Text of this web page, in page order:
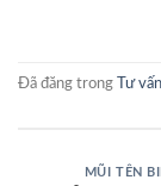
Đã đăng trong Tư vấn
MŨI TÊN